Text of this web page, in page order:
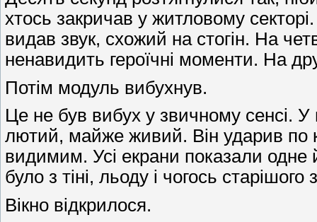
хтось закричав у житловому
видав звук, схожий на стогін. На
ненавидить героїчні моменти. На
Потім модуль вибухнув.
Це не був вибух у звичному сенсі. У
лютий, майже живий. Він ударив по
видимим. Усі екрани показали одне
було з тіні, льоду і чогось старішого
Вікно відкрилося.